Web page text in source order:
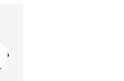
aan verlanglijstje